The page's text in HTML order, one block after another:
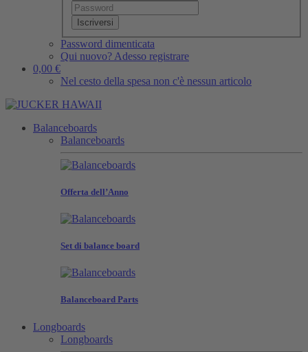
Iscriversi
Password dimenticata
Qui nuovo? Adesso registrare
0,00 €
Nel cesto della spesa non c'è nessun articolo
Balanceboards
Balanceboards
Offerta dell’Anno
Set di balance board
Balanceboard Parts
Longboards
Longboards